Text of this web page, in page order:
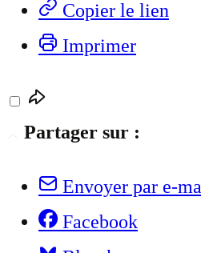
Copier le lien
Imprimer
Partager sur :
Envoyer par e-
Facebook